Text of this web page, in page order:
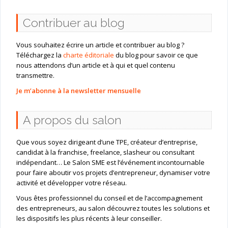
Contribuer au blog
Vous souhaitez écrire un article et contribuer au blog ?
Téléchargez la charte éditoriale du blog pour savoir ce que
nous attendons d’un article et à qui et quel contenu
transmettre.
Je m’abonne à la newsletter mensuelle
A propos du salon
Que vous soyez dirigeant d’une TPE, créateur d’entreprise,
candidat à la franchise, freelance, slasheur ou consultant
indépendant… Le Salon SME est l’événement incontournable
pour faire aboutir vos projets d’entrepreneur, dynamiser votre
activité et développer votre réseau.
Vous êtes professionnel du conseil et de l’accompagnement
des entrepreneurs, au salon découvrez toutes les solutions et
les dispositifs les plus récents à leur conseiller.